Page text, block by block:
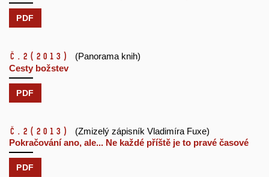
PDF
č.2 (2013)
(Panorama knih)
Cesty božstev
PDF
č.2 (2013)
(Zmizelý zápisník Vladimíra Fuxe)
Pokračování ano, ale... Ne každé příště je to pravé časové
PDF